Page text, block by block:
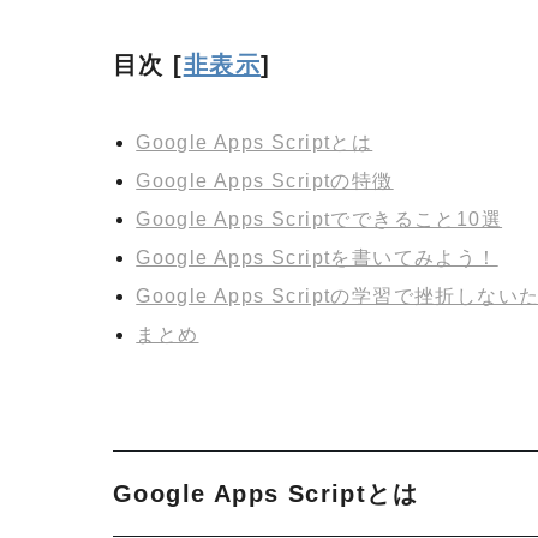
目次 [非表示]
Google Apps Scriptとは
Google Apps Scriptの特徴
Google Apps Scriptでできること10選
Google Apps Scriptを書いてみよう！
Google Apps Scriptの学習で挫折しない
まとめ
Google Apps Scriptとは